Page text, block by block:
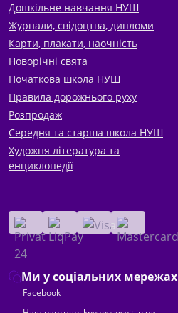
Дошкільне навчання НУШ
Журнали, свідоцтва, дипломи
Карти, плакати, наочність
Новорічні свята
Початкова школа НУШ
Правила дорожнього руху
Розпродаж
Середня та старша школа НУШ
Художня література та
енциклопедії
Ми у соціальних мережах
Facebook